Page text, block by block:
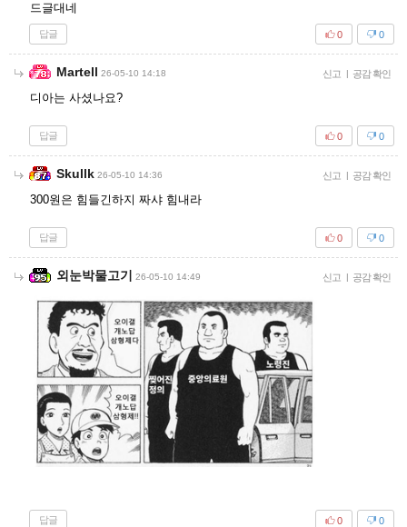
드글대네
답글 0
0
Martell 26-05-10 14:18 신고 | 공감 확인
디아는 사셨나요?
답글 0
0
Skullk 26-05-10 14:36 신고 | 공감 확인
300원은 힘들긴하지 짜샤 힘내라
답글 0
0
외눈박물고기 26-05-10 14:49 신고 | 공감 확인
답글 0
0